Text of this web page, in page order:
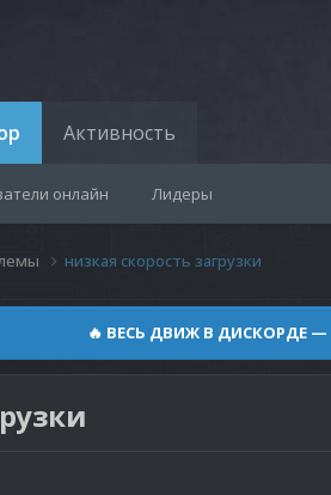
онлайн Лидеры
Активность
низкая скорость загрузки
🔥 ВЕСЬ ДВИЖ В ДИСКОРДЕ —